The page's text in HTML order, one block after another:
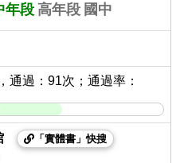
年段 高年段 國中
通過：91次；通過率：
「實體書」快搜